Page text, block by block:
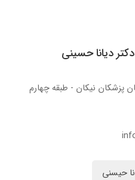
دیانا حسینی
حیسنی